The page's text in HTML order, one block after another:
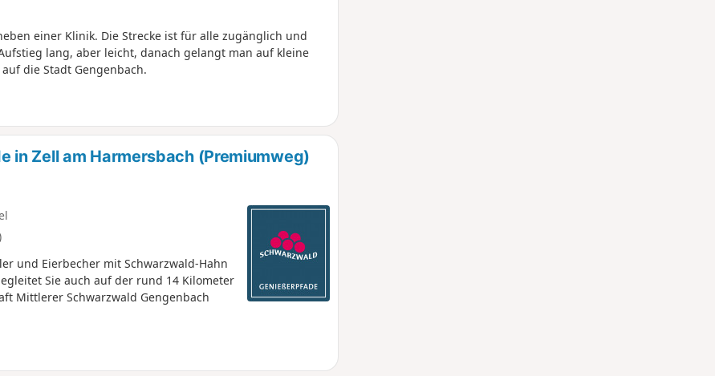
einer Klinik. Die Strecke ist für alle zugänglich und
lang, aber leicht, danach gelangt man auf kleine
die Stadt Gengenbach.
in Zell am Harmersbach (Premiumweg)
und Eierbecher mit Schwarzwald-Hahn
Sie auch auf der rund 14 Kilometer
Mittlerer Schwarzwald Gengenbach